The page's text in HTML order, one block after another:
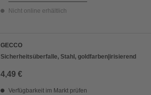
Nicht online erhältlich
GECCO
Sicherheitsüberfalle, Stahl, goldfarben|irisierend
4,49 €
Verfügbarkeit im Markt prüfen